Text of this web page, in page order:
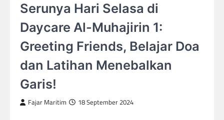
Serunya Hari Selasa di
Daycare Al-Muhajirin 1:
Greeting Friends, Belajar Doa
dan Latihan Menebalkan
Garis!
Fajar Maritim 18 September 2024